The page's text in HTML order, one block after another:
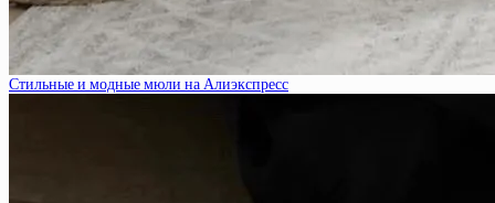
Стильные и модные мюли на Алиэкспресс